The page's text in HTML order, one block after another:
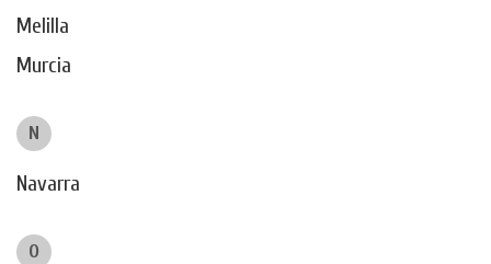
Melilla
Murcia
N
Navarra
O